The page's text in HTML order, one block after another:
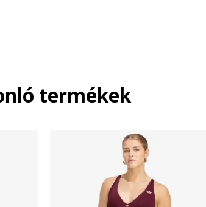
termékek